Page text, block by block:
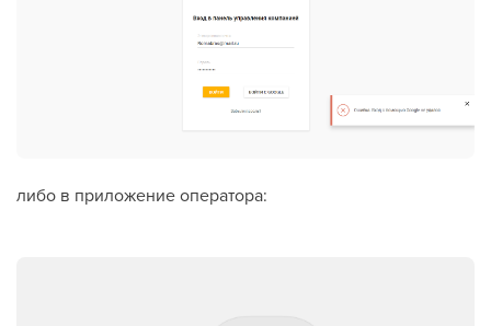
либо в приложение оператора: